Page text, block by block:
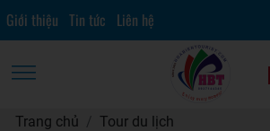
Giới thiệu Tin tức Liên hệ
Trang chủ
Tour du lịch